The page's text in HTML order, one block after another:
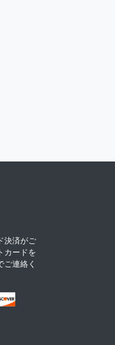
決済がご
カードを
ご連絡く